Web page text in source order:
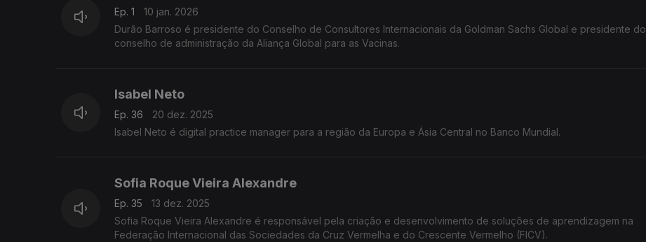
Ep. 1
10 jan. 2026
Durão Barroso é presidente do Conselho de Consultores Internacionais da Goldman Sachs Global e presidente do
conselho de administração da Aliança Global para as Vacinas.
Isabel Neto
Ep. 36
20 dez. 2025
Isabel Neto é digital practice manager para a região da Europa e Ásia Central no Banco Mundial.
Sofia Roque Vieira Alexandre
Ep. 35
13 dez. 2025
Sofia Roque Vieira Alexandre é responsável pela criação e desenvolvimento de soluções de aprendizagem na
Federação Internacional das Sociedades da Cruz Vermelha e do Crescente Vermelho (FICV).